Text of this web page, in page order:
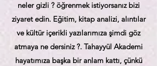
neler gizli ? öğrenmek istiyorsanız bizi
ziyaret edin. Eğitim, kitap analizi, alıntılar
ve kültür içerikli yazılarımıza şimdi göz
atmaya ne dersiniz ?. Tahayyül Akademi
hayatımıza başka bir anlam kattı, çünkü